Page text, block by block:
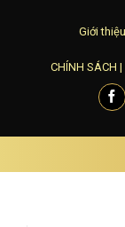
Giới thiệu
CHÍNH SÁCH |